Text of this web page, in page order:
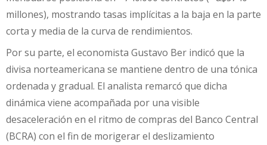
millones), mostrando tasas implícitas a la baja en la parte
corta y media de la curva de rendimientos.
Por su parte, el economista Gustavo Ber indicó que la
divisa norteamericana se mantiene dentro de una tónica
ordenada y gradual. El analista remarcó que dicha
dinámica viene acompañada por una visible
desaceleración en el ritmo de compras del Banco Central
(BCRA) con el fin de morigerar el deslizamiento